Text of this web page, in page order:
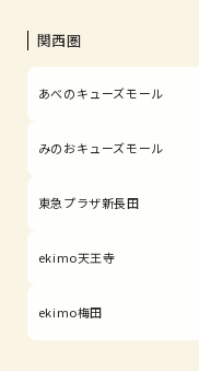
関西圏
あべのキューズモール
みのおキューズモール
東急プラザ新長田
ekimo天王寺
ekimo梅田